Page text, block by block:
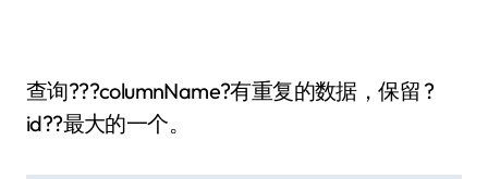
查询???columnName?有重复的数据，保留 ?
id??最大的一个。